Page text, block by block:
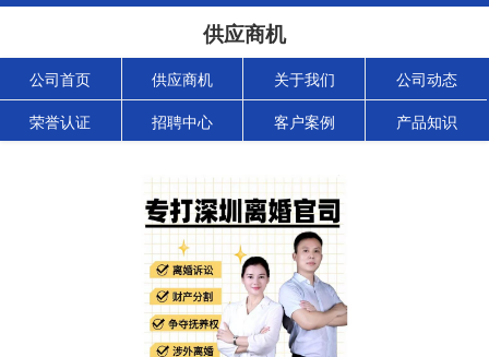
供应商机
公司首页 供应商机 关于我们 公司动态
荣誉认证 招聘中心 客户案例 产品知识